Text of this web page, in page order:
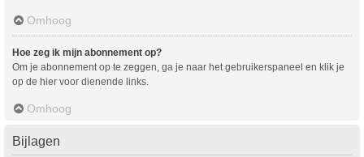
Omhoog
Hoe zeg ik mijn abonnement op?
Om je abonnement op te zeggen, ga je naar het gebruikerspaneel en klik je
op de hier voor dienende links.
Omhoog
Bijlagen